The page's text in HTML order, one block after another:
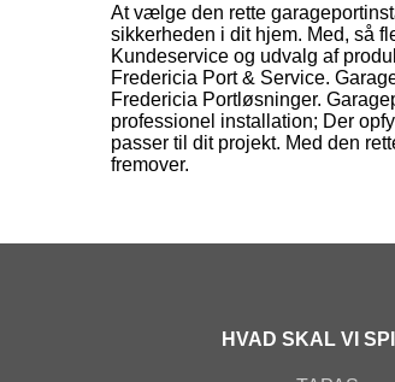
At vælge den rette
sikkerheden i dit hjem. Med, så
Kundeservice og udvalg af
Fredericia Port & Service.
Fredericia Portløsninger.
professionel installation; Der
passer til dit projekt. Med den
fremover.
HVAD SKAL VI